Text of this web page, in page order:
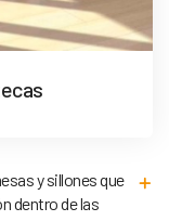
y sillones que
dentro de las